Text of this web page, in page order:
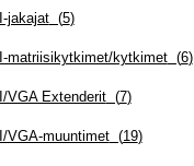
jakajat(5)
matriisikytkimet/kytkimet(6)
VGA Extenderit(7)
VGA-muuntimet(19)